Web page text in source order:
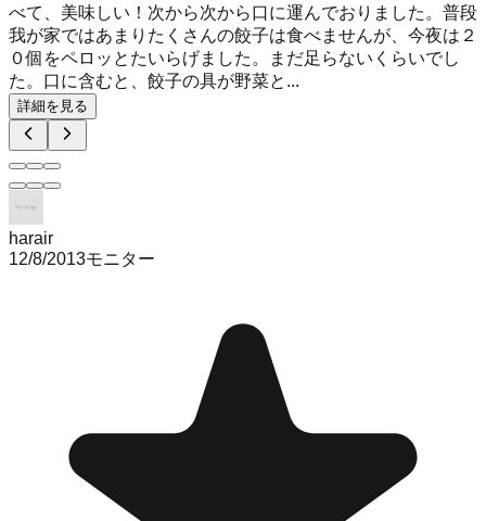
べて、美味しい！次から次から口に運んでおりました。普段
我が家ではあまりたくさんの餃子は食べませんが、今夜は２
０個をペロッとたいらげました。まだ足らないくらいでし
た。口に含むと、餃子の具が野菜と...
詳細を見る
harair
12/8/2013モニター